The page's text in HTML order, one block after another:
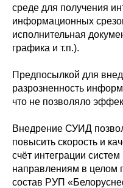
среде для получения
информационных
исполнительная
графика и т.п.).
Предпосылкой для
разрозненность
что не позволяло
Внедрение СУИД
повысить скорость и
счёт интеграции
направлениям в целом
состав РУП